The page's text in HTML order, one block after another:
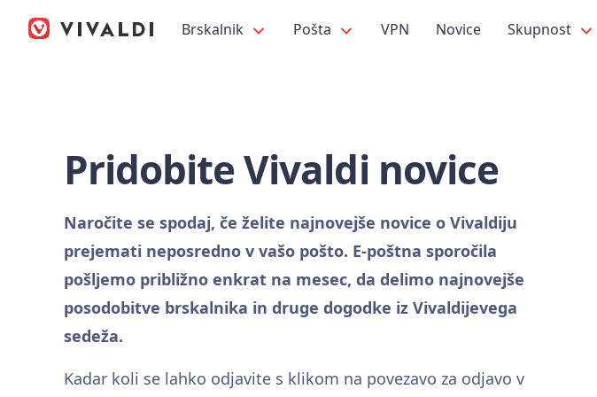
Brskalnik Pošta VPN Novice Skupnost
Pridobite Vivaldi novice
Naročite se spodaj, če želite najnovejše novice o Vivaldiju
prejemati neposredno v vašo pošto. E-poštna sporočila
pošljemo približno enkrat na mesec, da delimo najnovejše
posodobitve brskalnika in druge dogodke iz Vivaldijevega
sedeža.
Kadar koli se lahko odjavite s klikom na povezavo za odjavo v